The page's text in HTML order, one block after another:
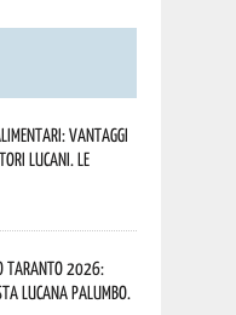
vantaggi
lucani. Le
Taranto 2026:
lucana Palumbo.